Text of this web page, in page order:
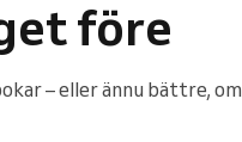
före
– eller ännu bättre, om